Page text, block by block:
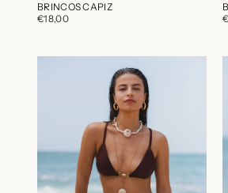
BRINCOS CAPIZ
€18,00